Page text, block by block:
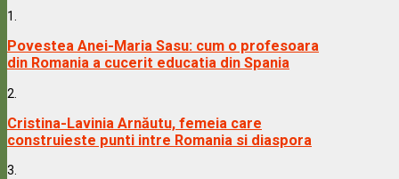
1.
Povestea Anei-Maria Sasu: cum o profesoara
din Romania a cucerit educatia din Spania
2.
Cristina-Lavinia Arnăutu, femeia care
construieste punti intre Romania si diaspora
3.